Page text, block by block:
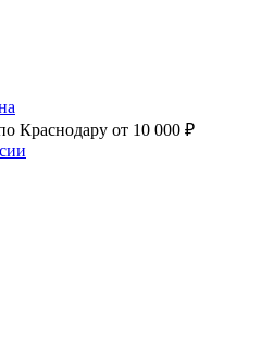
Краснодару от 10 000 ₽